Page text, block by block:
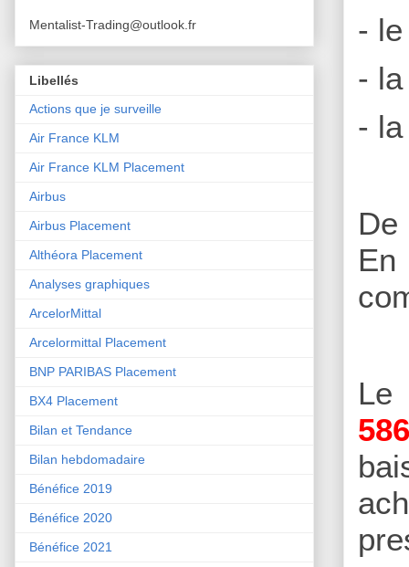
-
-
-
En
Le
Mentalist-Trading@outlook.fr
Libellés
Actions que je surveille
Air France KLM
Air France KLM Placement
Airbus
Airbus Placement
Althéora Placement
Analyses graphiques
ArcelorMittal
Arcelormittal Placement
BNP PARIBAS Placement
BX4 Placement
Bilan et Tendance
Bilan hebdomadaire
Bénéfice 2019
Bénéfice 2020
Bénéfice 2021